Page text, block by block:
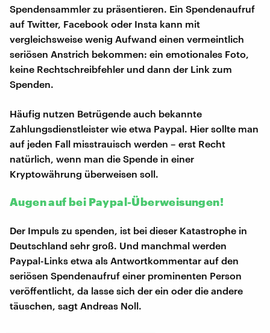
Spendensammler zu präsentieren. Ein Spendenaufruf
auf Twitter, Facebook oder Insta kann mit
vergleichsweise wenig Aufwand einen vermeintlich
seriösen Anstrich bekommen: ein emotionales Foto,
keine Rechtschreibfehler und dann der Link zum
Spenden.
Häufig nutzen Betrügende auch bekannte
Zahlungsdienstleister wie etwa Paypal. Hier sollte man
auf jeden Fall misstrauisch werden – erst Recht
natürlich, wenn man die Spende in einer
Kryptowährung überweisen soll.
Augen auf bei Paypal-Überweisungen!
Der Impuls zu spenden, ist bei dieser Katastrophe in
Deutschland sehr groß. Und manchmal werden
Paypal-Links etwa als Antwortkommentar auf den
seriösen Spendenaufruf einer prominenten Person
veröffentlicht, da lasse sich der ein oder die andere
täuschen, sagt Andreas Noll.